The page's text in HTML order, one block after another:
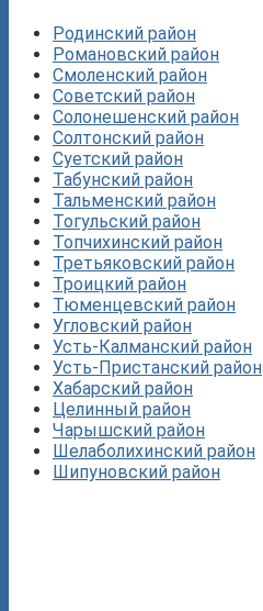
Родинский район
Романовский район
Смоленский район
Советский район
Солонешенский район
Солтонский район
Суетский район
Табунский район
Тальменский район
Тогульский район
Топчихинский район
Третьяковский район
Троицкий район
Тюменцевский район
Угловский район
Усть-Калманский район
Усть-Пристанский район
Хабарский район
Целинный район
Чарышский район
Шелаболихинский район
Шипуновский район